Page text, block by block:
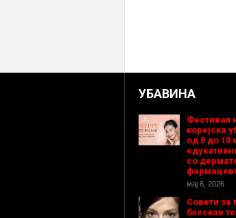
УБАВИНА
Фестивал
корејска
од 8 до 10
со
мај 6, 2026
Совети за
блескав